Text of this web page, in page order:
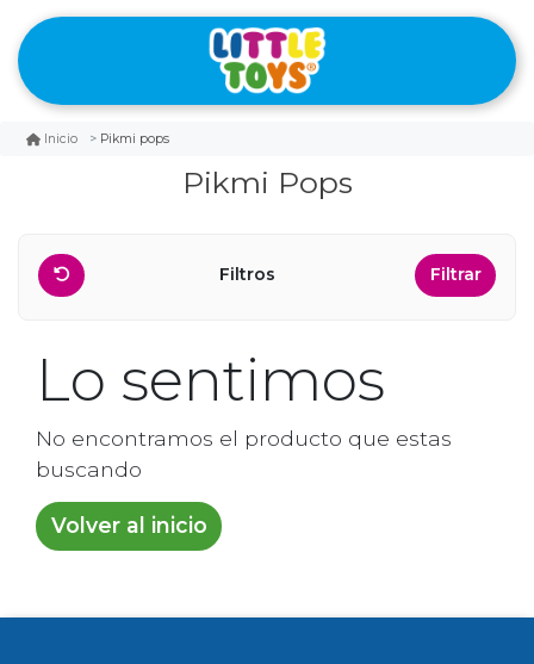
Inicio Pikmi pops
Pikmi Pops
Filtros Filtrar
Lo sentimos
No encontramos el producto que estas
buscando
Volver al inicio